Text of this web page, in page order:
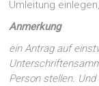
Umleitung
Anmerkung
ein Antrag auf
Person stellen.